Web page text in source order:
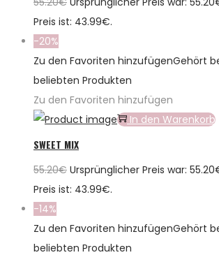
Preis ist: 43.99€.
-20%
Zu den Favoriten hinzufügenGehört
beliebten Produkten
Zu den Favoriten hinzufügen
In den Warenkorb
SWEET MIX
55.20€ Ursprünglicher Preis war:
Preis ist: 43.99€.
-14%
Zu den Favoriten hinzufügenGehört
beliebten Produkten